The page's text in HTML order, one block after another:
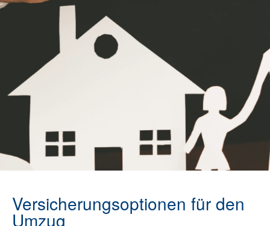
Versicherungsoptionen für den
Umzug